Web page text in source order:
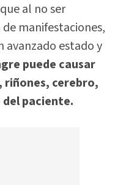
al no ser
manifestaciones,
avanzado estado y
puede causar
riñones, cerebro,
paciente.